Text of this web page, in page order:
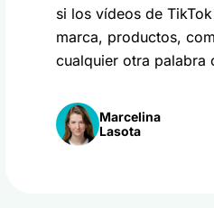
si los vídeos de
marca, productos,
cualquier otra palabra
información
Marcelina
Lasota